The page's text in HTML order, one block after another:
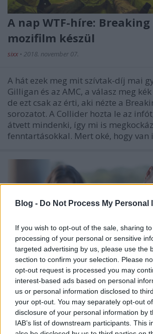
Blog - Do Not Process My Personal
If you wish to opt-out of the sale, sharing
processing of your personal or sensitive
targeted advertising by us, please use the
section to confirm your selection. Please
opt-out request is processed you may
interest-based ads based on personal
us or personal information disclosed to
your opt-out. You may separately opt-out
disclosure of your personal information by
IAB’s list of downstream participants. This
A nap WTF-híre: Breaking
mozifilm készül
sixx • 2018. november 07.
A hát ezek meg mit szívtak-díj mai
Gilligan és az AMC, a válasz meg
de ezt csak az érti, aki nézte a
sorozatot. A Collider hozta le az
átvett mindenki, így mi is
fenntartásokkal. Mert oké, hogy van
Az AMC elspoilerezte,
lép le Rick seriff a The